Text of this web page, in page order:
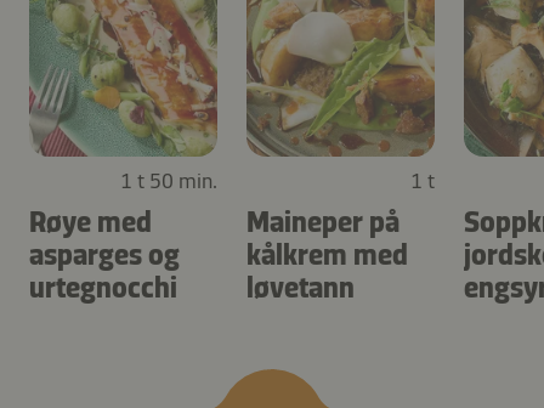
1 t 50 min.
Røye med
asparges og
urtegnocchi
1 t
Maineper på
kålkrem med
løvetann